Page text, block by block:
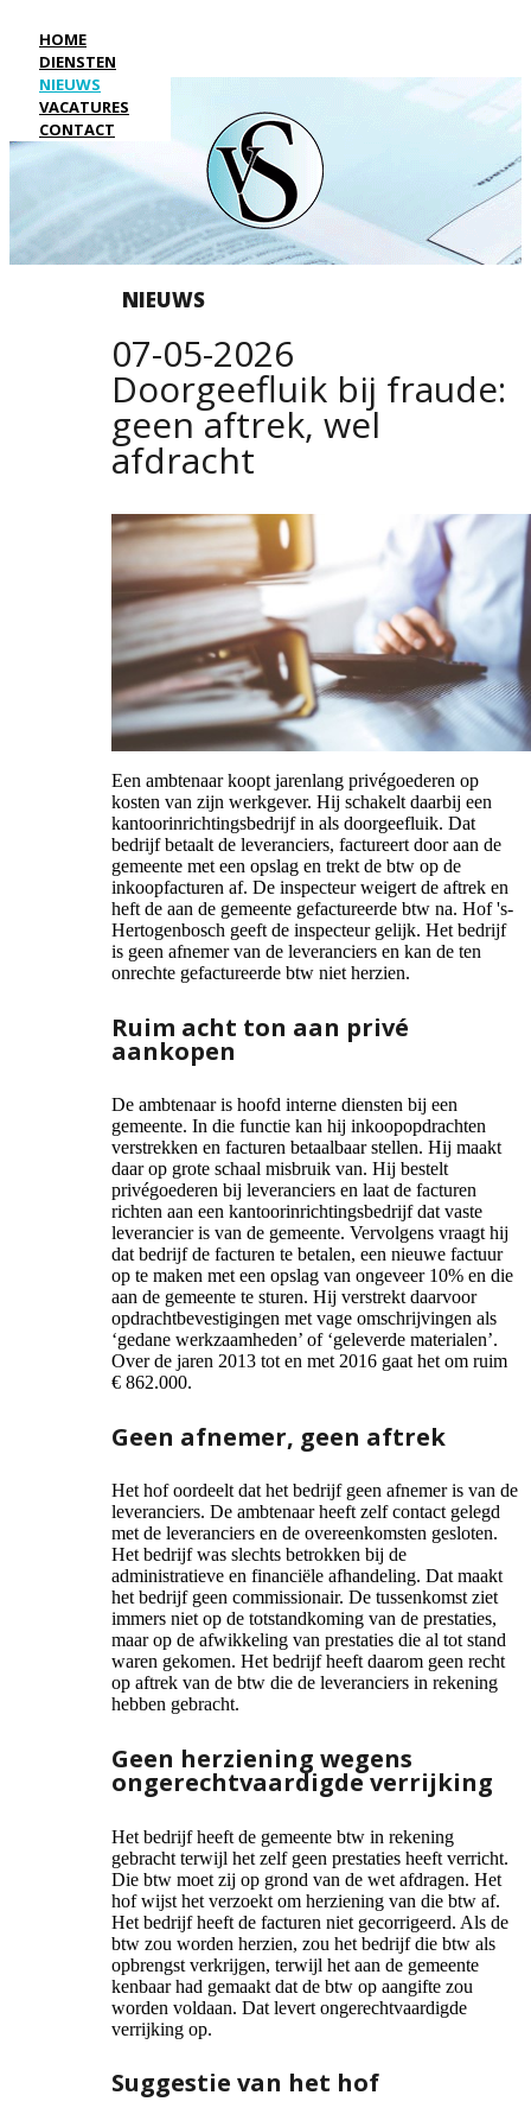
HOME
DIENSTEN
NIEUWS
VACATURES
CONTACT
NIEUWS
07-05-2026
Doorgeefluik bij fraude:
geen aftrek, wel
afdracht
Een ambtenaar koopt jarenlang privégoederen op
kosten van zijn werkgever. Hij schakelt daarbij een
kantoorinrichtingsbedrijf in als doorgeefluik. Dat
bedrijf betaalt de leveranciers, factureert door aan de
gemeente met een opslag en trekt de btw op de
inkoopfacturen af. De inspecteur weigert de aftrek en
heft de aan de gemeente gefactureerde btw na. Hof 's-
Hertogenbosch geeft de inspecteur gelijk. Het bedrijf
is geen afnemer van de leveranciers en kan de ten
onrechte gefactureerde btw niet herzien.
Ruim acht ton aan privé
aankopen
De ambtenaar is hoofd interne diensten bij een
gemeente. In die functie kan hij inkoopopdrachten
verstrekken en facturen betaalbaar stellen. Hij maakt
daar op grote schaal misbruik van. Hij bestelt
privégoederen bij leveranciers en laat de facturen
richten aan een kantoorinrichtingsbedrijf dat vaste
leverancier is van de gemeente. Vervolgens vraagt hij
dat bedrijf de facturen te betalen, een nieuwe factuur
op te maken met een opslag van ongeveer 10% en die
aan de gemeente te sturen. Hij verstrekt daarvoor
opdrachtbevestigingen met vage omschrijvingen als
‘gedane werkzaamheden’ of ‘geleverde materialen’.
Over de jaren 2013 tot en met 2016 gaat het om ruim
€ 862.000.
Geen afnemer, geen aftrek
Het hof oordeelt dat het bedrijf geen afnemer is van de
leveranciers. De ambtenaar heeft zelf contact gelegd
met de leveranciers en de overeenkomsten gesloten.
Het bedrijf was slechts betrokken bij de
administratieve en financiële afhandeling. Dat maakt
het bedrijf geen commissionair. De tussenkomst ziet
immers niet op de totstandkoming van de prestaties,
maar op de afwikkeling van prestaties die al tot stand
waren gekomen. Het bedrijf heeft daarom geen recht
op aftrek van de btw die de leveranciers in rekening
hebben gebracht.
Geen herziening wegens
ongerechtvaardigde verrijking
Het bedrijf heeft de gemeente btw in rekening
gebracht terwijl het zelf geen prestaties heeft verricht.
Die btw moet zij op grond van de wet afdragen. Het
hof wijst het verzoekt om herziening van die btw af.
Het bedrijf heeft de facturen niet gecorrigeerd. Als de
btw zou worden herzien, zou het bedrijf die btw als
opbrengst verkrijgen, terwijl het aan de gemeente
kenbaar had gemaakt dat de btw op aangifte zou
worden voldaan. Dat levert ongerechtvaardigde
verrijking op.
Suggestie van het hof